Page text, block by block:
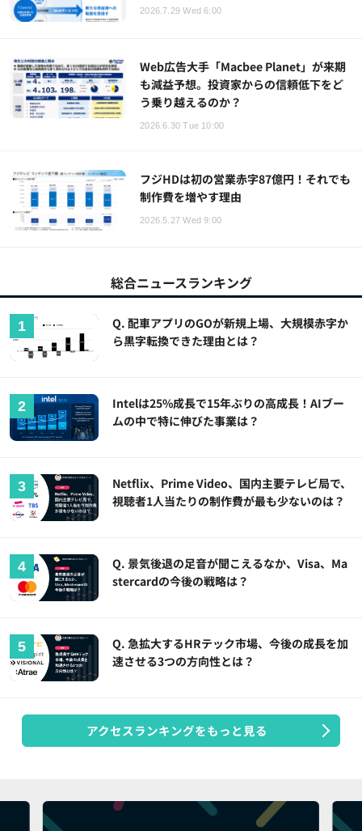
2026.7.29 Wed 6:00
Web広告大手「Macbee Planet」が来期
も減益予想。投資家からの信頼低下をど
う乗り越えるのか？
2026.6.30 Tue 10:00
フジHDは初の営業赤字87億円！それでも
制作費を増やす理由
2026.5.27 Wed 9:00
総合ニュースランキング
Q. 配車アプリのGOが新規上場、大規模赤字か
ら黒字転換できた理由とは？
Intelは25%成長で15年ぶりの高成長！AIブー
ムの中で特に伸びた事業は？
Netflix、Prime Video、国内主要テレビ局で、
視聴者1人当たりの制作費が最も少ないのは？
Q. 景気後退の足音が聞こえるなか、Visa、Ma
stercardの今後の戦略は？
Q. 急拡大するHRテック市場、今後の成長を加
速させる3つの方向性とは？
アクセスランキングをもっと見る